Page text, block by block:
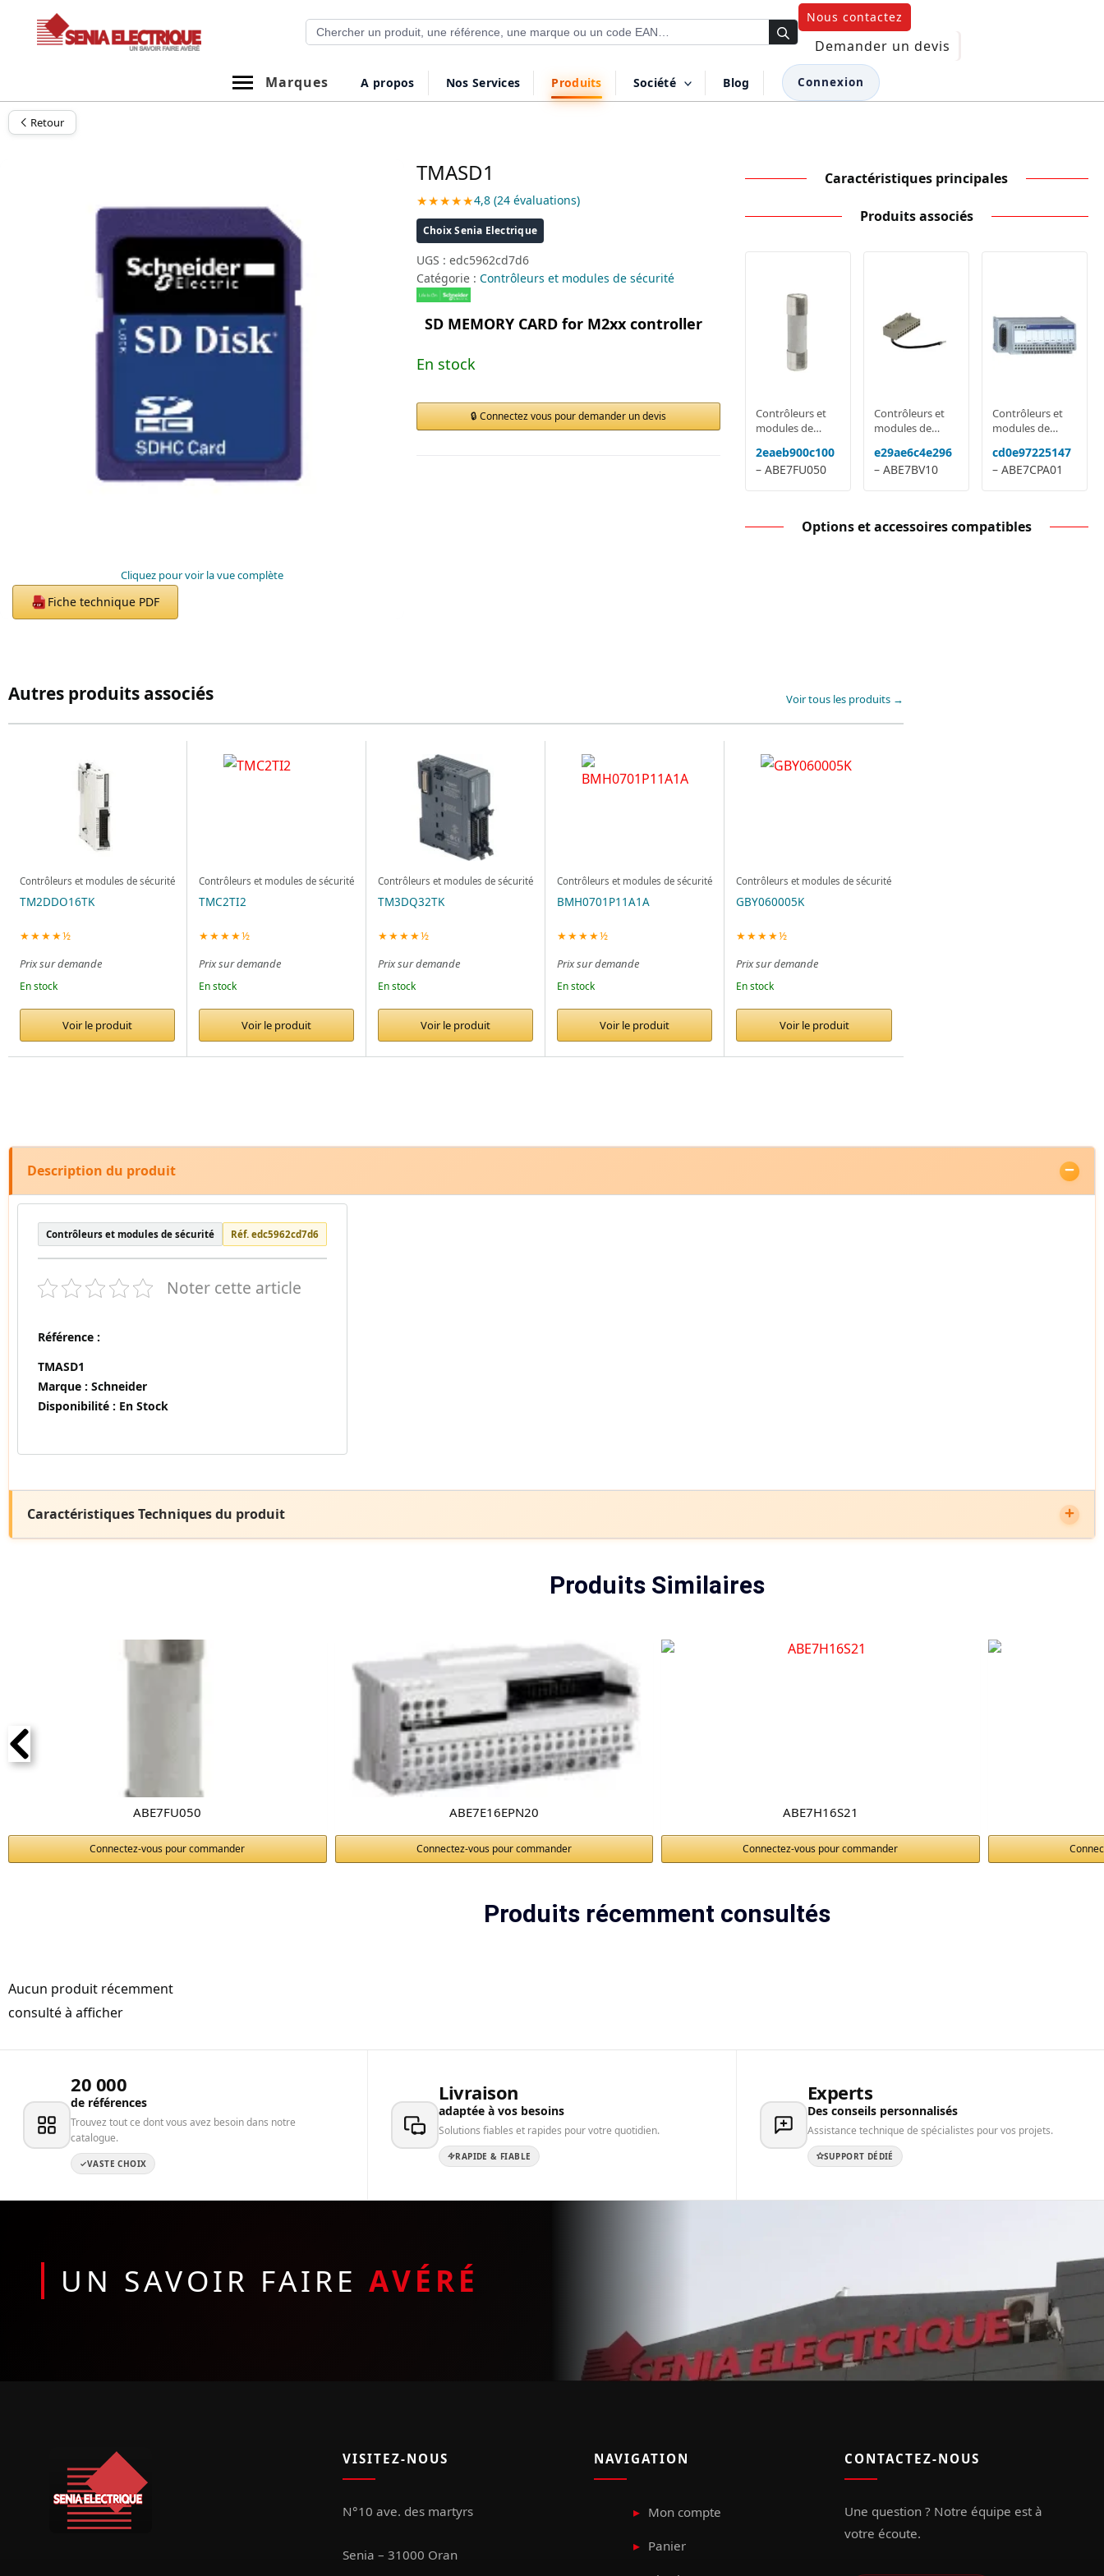
Recherche de produits
Nous contactez
Demander un devis
Marques
A propos Nos Services Produits Société Blog Connexion
Retour
Cliquez pour voir la vue complète
PDF Fiche technique PDF
TMASD1
★★★★★4,8 (24 évaluations)
Choix Senia Electrique
UGS : edc5962cd7d6
Catégorie : Contrôleurs et modules de sécurité
SD MEMORY CARD for M2xx controller
En stock
Connectez vous pour demander un devis
Caractéristiques principales
Produits associés
Contrôleurs et
modules de
2eaeb900c100
– ABE7FU050
Contrôleurs et
modules de
e29ae6c4e296
– ABE7BV10
Contrôleurs et
modules de
cd0e97225147
– ABE7CPA01
Options et accessoires compatibles
Autres produits associés Voir tous les produits →
Contrôleurs et modules de sécurité
TM2DDO16TK
★★★★½
Prix sur demande
En stock
Voir le produit
Contrôleurs et modules de sécurité
TMC2TI2
★★★★½
Prix sur demande
En stock
Voir le produit
Contrôleurs et modules de sécurité
TM3DQ32TK
★★★★½
Prix sur demande
En stock
Voir le produit
Contrôleurs et modules de sécurité
BMH0701P11A1A
★★★★½
Prix sur demande
En stock
Voir le produit
Contrôleurs et modules de sécurité
GBY060005K
★★★★½
Prix sur demande
En stock
Voir le produit
Description du produit
Contrôleurs et modules de sécurité Réf. edc5962cd7d6
Noter cette article
Référence :
TMASD1
Marque : Schneider
Disponibilité : En Stock
Caractéristiques Techniques du produit
Produits Similaires
ABE7FU050
Connectez-vous pour commander
ABE7E16EPN20
Connectez-vous pour commander
ABE7H16S21
Connectez-vous pour commander
Produits récemment consultés
Aucun produit récemment
consulté à afficher
20 000
de références
Trouvez tout ce dont vous avez besoin dans notre
catalogue.
VASTE CHOIX
Livraison
adaptée à vos besoins
Solutions fiables et rapides pour votre quotidien.
RAPIDE & FIABLE
Experts
Des conseils personnalisés
Assistance technique de spécialistes pour vos projets.
SUPPORT DÉDIÉ
UN SAVOIR FAIRE AVÉRÉ
VISITEZ-NOUS
N°10 ave. des martyrs
Senia – 31000 Oran
NAVIGATION
Mon compte
Panier
CONTACTEZ-NOUS
Une question ? Notre équipe est à
votre écoute.